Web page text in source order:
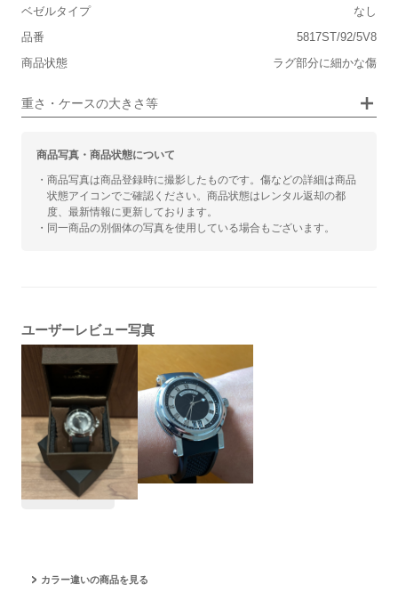
ベゼルタイプ
なし
品番
5817ST/92/5V8
商品状態
ラグ部分に細かな傷
重さ・ケースの大きさ等
■向いているシチュエーション
カジュアル ビジネス
商品写真・商品状態について
・商品写真は商品登録時に撮影したものです。傷などの詳細は商品
状態アイコンでご確認ください。商品状態はレンタル返却の都
度、最新情報に更新しております。
・同一商品の別個体の写真を使用している場合もございます。
ユーザーレビュー写真
#夏に着けたい
カラー違いの商品を見る